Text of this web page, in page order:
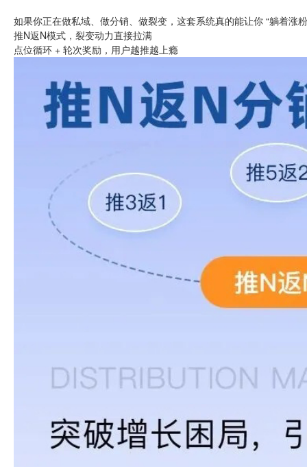
如果你正在做私域、做分销、做裂变，这套系统真的能让你 “躺着涨
推N返N模式，裂变动力直接拉满
点位循环 + 轮次奖励，用户越推越上瘾